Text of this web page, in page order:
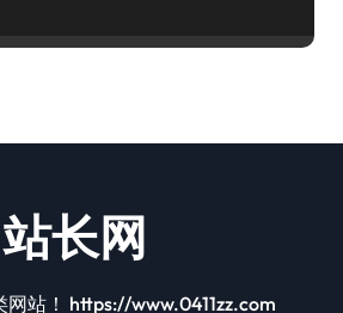
站长网
网站！ https://www.0411zz.com